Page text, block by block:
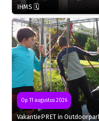
IHMS 🗓
Op 11 augustus 2026
VakantiePRET in